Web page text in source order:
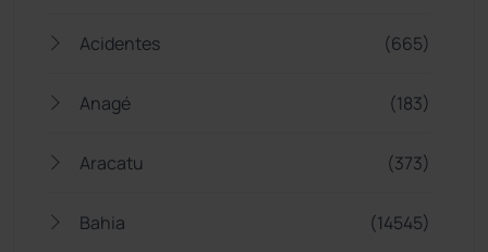
Acidentes (665)
Anagé (183)
Aracatu (373)
Bahia (14545)